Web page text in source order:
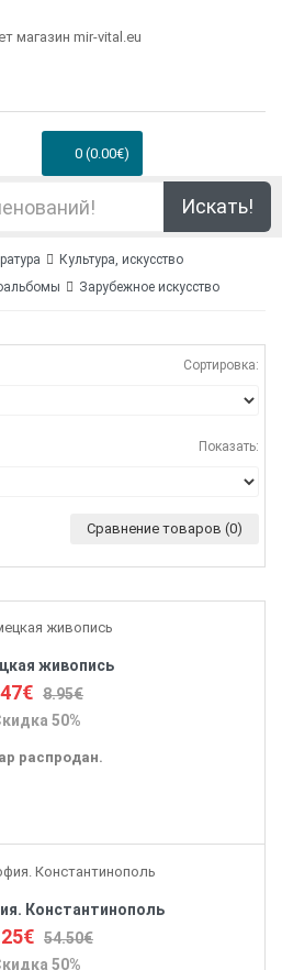
0 (0.00€)
Искать!
Культура, искусство
Зарубежное искусство
Сортировка:
Показать:
Сравнение товаров (0)
живопись
8.95€
50%
распродан.
Константинополь
54.50€
50%